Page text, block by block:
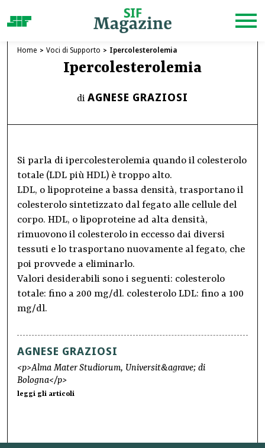
Home Voci di Supporto Ipercolesterolemia
Ipercolesterolemia
di AGNESE GRAZIOSI
Si parla di ipercolesterolemia quando il colesterolo
totale (LDL più HDL) è troppo alto.
LDL, o lipoproteine a bassa densità, trasportano il
colesterolo sintetizzato dal fegato alle cellule del
corpo. HDL, o lipoproteine ad alta densità,
rimuovono il colesterolo in eccesso dai diversi
tessuti e lo trasportano nuovamente al fegato, che
poi provvede a eliminarlo.
Valori desiderabili sono i seguenti: colesterolo
totale: fino a 200 mg/dl. colesterolo LDL: fino a 100
mg/dl.
AGNESE GRAZIOSI
<p>Alma Mater Studiorum, Universit&agrave; di
Bologna</p>
leggi gli articoli